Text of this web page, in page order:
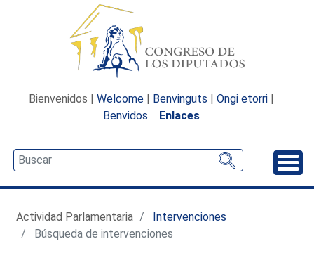
Bienvenidos | Welcome | Benvinguts | Ongi etorri |
Benvidos
Enlaces
Actividad Parlamentaria
Intervenciones
Búsqueda de intervenciones